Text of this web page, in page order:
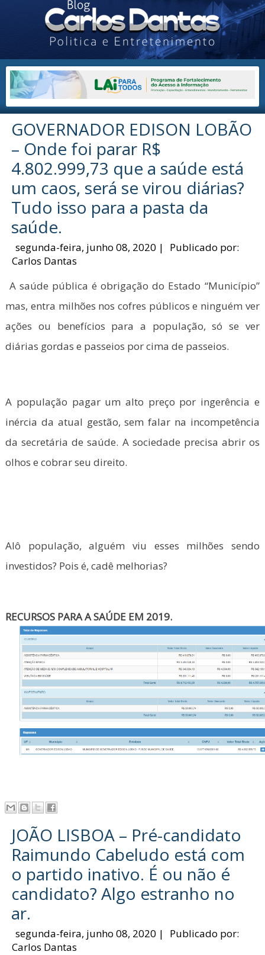
GOVERNADOR EDISON LOBÃO
– Onde foi parar R$
4.802.999,73 que a saúde está
um caos, será se virou diárias?
Tudo isso para a pasta da
saúde.
segunda-feira, junho 08, 2020 |
Publicado por:
Carlos Dantas
A saúde pública é obrigação do Estado “Município”
mas, entra milhões nos cofres públicos e ninguém ver
ações ou benefícios para a população, só se ver
diárias gordas e passeios por cima de passeios.
A população pagar um alto preço por ingerência e
inércia da atual gestão, sem falar na incompetência
da secretária de saúde. A sociedade precisa abrir os
olhos e cobrar seu direito.
Alô população, alguém viu esses milhões sendo
investidos? Pois é, cadê melhorias?
RECURSOS PARA A SAÚDE EM 2019.
JOÃO LISBOA – Pré-candidato
Raimundo Cabeludo está com
o partido inativo. É ou não é
candidato? Algo estranho no
ar.
segunda-feira, junho 08, 2020 |
Publicado por:
Carlos Dantas